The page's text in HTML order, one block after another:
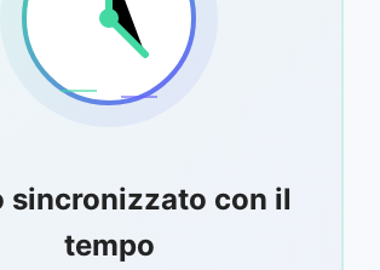
sincronizzato con il
tempo